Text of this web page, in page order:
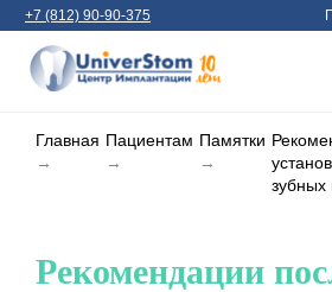
+7 (812) 90-90-375
Главная
→
Пациентам
→
Памятки
→
зубных
Рекомендации